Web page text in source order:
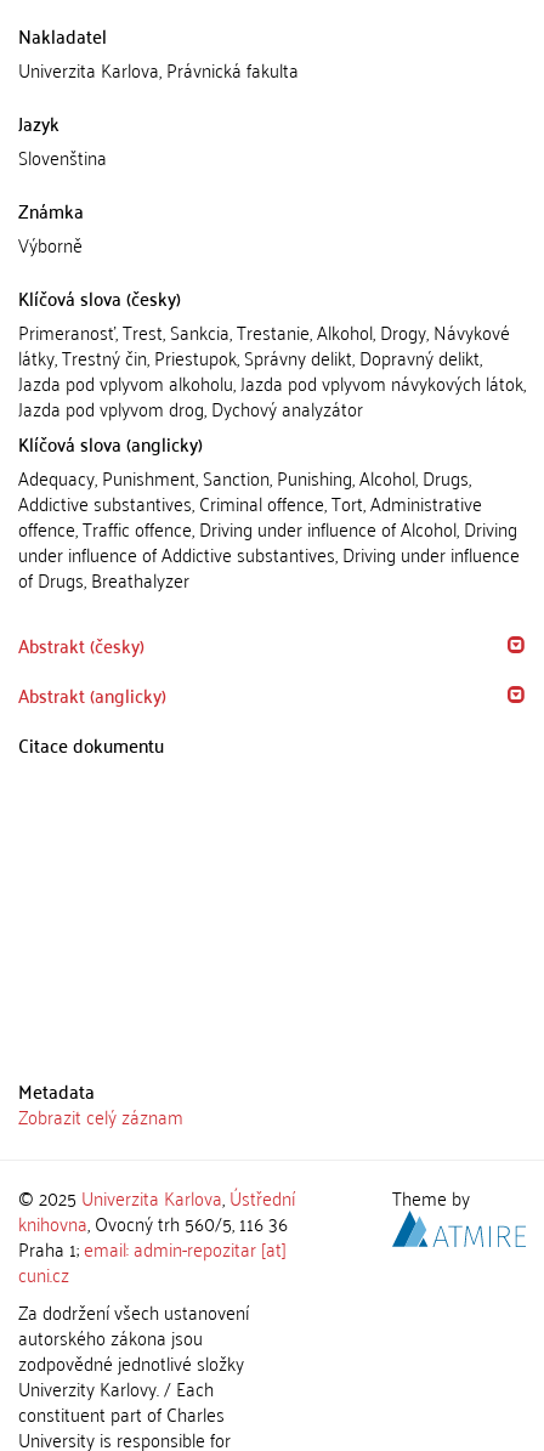
Nakladatel
Univerzita Karlova, Právnická fakulta
Jazyk
Slovenština
Známka
Výborně
Klíčová slova (česky)
Primeranosť, Trest, Sankcia, Trestanie, Alkohol, Drogy, Návykové
látky, Trestný čin, Priestupok, Správny delikt, Dopravný delikt,
Jazda pod vplyvom alkoholu, Jazda pod vplyvom návykových látok,
Jazda pod vplyvom drog, Dychový analyzátor
Klíčová slova (anglicky)
Adequacy, Punishment, Sanction, Punishing, Alcohol, Drugs,
Addictive substantives, Criminal offence, Tort, Administrative
offence, Traffic offence, Driving under influence of Alcohol, Driving
under influence of Addictive substantives, Driving under influence
of Drugs, Breathalyzer
Abstrakt (česky)
Abstrakt (anglicky)
Citace dokumentu
Metadata
Zobrazit celý záznam
© 2025 Univerzita Karlova,Ústřední
knihovna, Ovocný trh 560/5, 116 36
Praha 1;email: admin-repozitar [at]
cuni.cz
Za dodržení všech ustanovení
autorského zákona jsou
zodpovědné jednotlivé složky
Univerzity Karlovy. / Each
constituent part of Charles
University is responsible for
Theme by